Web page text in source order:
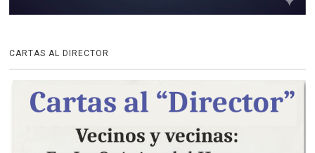
CARTAS AL DIRECTOR